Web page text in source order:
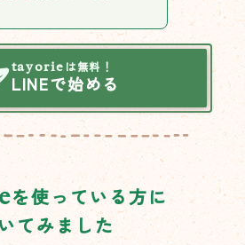
tayorie は無料！
LINEで始める
を使っている方に
てみました